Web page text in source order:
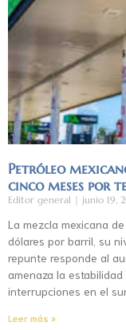
Petróleo
cinco meses por
Editor general junio 19,
La mezcla mexicana
dólares por barril, su
repunte responde al
amenaza la
interrupciones en el
Leer más »